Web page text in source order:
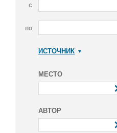
с
по
ИСТОЧНИК
МЕСТО
АВТОР